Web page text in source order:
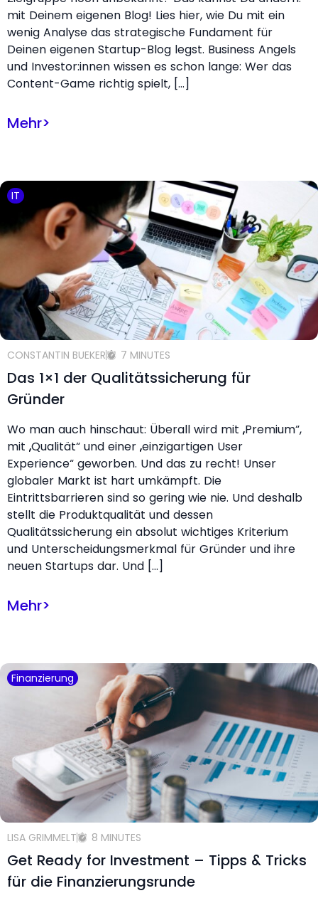
mit Deinem eigenen Blog! Lies hier, wie Du mit ein
wenig Analyse das strategische Fundament für
Deinen eigenen Startup-Blog legst. Business Angels
und Investor:innen wissen es schon lange: Wer das
Content-Game richtig spielt, […]
Mehr>
IT
CONSTANTIN BUEKER 7 MINUTES
Das 1×1 der Qualitätssicherung für
Gründer
Wo man auch hinschaut: Überall wird mit „Premium“,
mit „Qualität“ und einer „einzigartigen User
Experience“ geworben. Und das zu recht! Unser
globaler Markt ist hart umkämpft. Die
Eintrittsbarrieren sind so gering wie nie. Und deshalb
stellt die Produktqualität und dessen
Qualitätssicherung ein absolut wichtiges Kriterium
und Unterscheidungsmerkmal für Gründer und ihre
neuen Startups dar. Und […]
Mehr>
Finanzierung
LISA GRIMMELT 8 MINUTES
Get Ready for Investment – Tipps & Tricks
für die Finanzierungsrunde